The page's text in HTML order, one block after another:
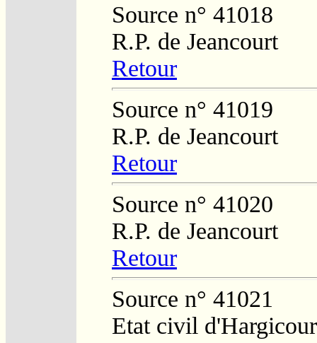
Source n° 41018
R.P. de Jeancourt
Retour
Source n° 41019
R.P. de Jeancourt
Retour
Source n° 41020
R.P. de Jeancourt
Retour
Source n° 41021
Etat civil